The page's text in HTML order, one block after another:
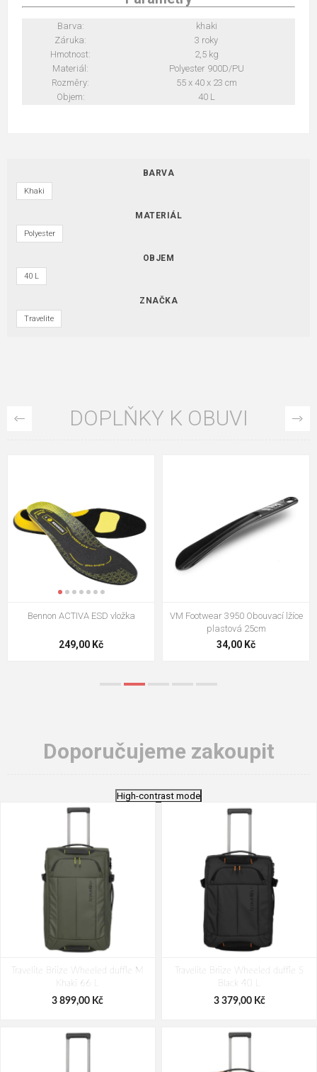
Barva:
khaki
Záruka:
3 roky
Hmotnost:
2,5 kg
Materiál:
Polyester 900D/PU
Rozměry:
55 x 40 x 23 cm
Objem:
40 L
BARVA
Khaki
MATERIÁL
Polyester
OBJEM
40 L
ZNAČKA
Travelite
DOPLŇKY K OBUVI
VM Footwear 3009 Vkládací stélka
124,00 Kč
VM Footwear 3102 Tkaničky
ploché
18,70 Kč
Doporučujeme zakoupit
High-contrast mode
Travelite Briize Wheeled duffle M
Khaki 66 L
3 899,00 Kč
Travelite Briize Wheeled duffle S
Black 40 L
3 379,00 Kč